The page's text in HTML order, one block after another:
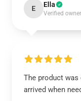
E Ella
Verified owner
The product was
arrived when